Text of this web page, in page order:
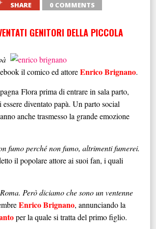
SHARE 0 COMMENTS
GENITORI DELLA PICCOLA
il comico ed attoreEnrico Brignano.
Flora prima di entrare in sala parto,
diventato papà. Un parto social
anche trasmesso la grande emozione
fumo perché non fumo, altrimenti fumerei.
il popolare attore ai suoi fan, i quali
Però diciamo che sono un ventenne
Enrico Brignano, annunciando la
per la quale si tratta del primo figlio.